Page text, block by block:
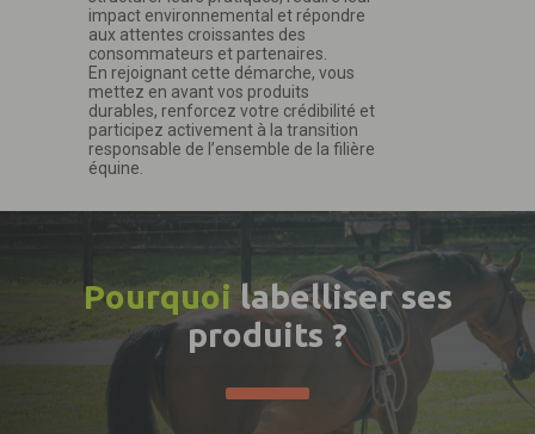
impact environnemental et répondre
aux attentes croissantes des
consommateurs et partenaires.
En rejoignant cette démarche, vous
mettez en avant vos produits
durables, renforcez votre crédibilité et
participez activement à la transition
responsable de l’ensemble de la filière
équine.
Pourquoi labelliser ses
produits ?